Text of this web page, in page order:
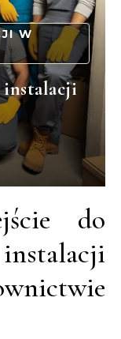
W
instalacji
do